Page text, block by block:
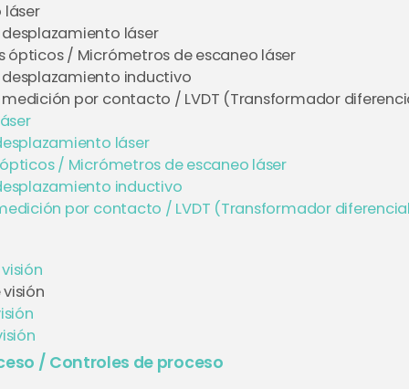
láser
desplazamiento láser
ópticos / Micrómetros de escaneo láser
desplazamiento inductivo
medición por contacto / LVDT (Transformador
láser
/ Micrómetros de escaneo láser
inductivo
por contacto / LVDT (Transformador
/ Controles de proceso